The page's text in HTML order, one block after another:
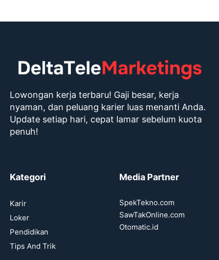
Lowongan kerja terbaru! Gaji besar, kerja
nyaman, dan peluang karier luas menanti Anda.
Update setiap hari, cepat lamar sebelum kuota
penuh!
Kategori
Karir
Loker
Pendidikan
Tips And Trik
Media Partner
SpekTekno.com
SawTakOnline.com
Otomatic.id